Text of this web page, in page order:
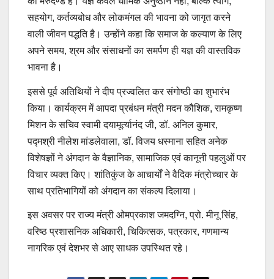
सहयोग, कर्तव्यबोध और लोकमंगल की भावना को जागृत करने
वाली जीवन पद्धति है। उन्होंने कहा कि समाज के कल्याण के लिए
अपने समय, श्रम और संसाधनों का समर्पण ही यज्ञ की वास्तविक
भावना है।
इससे पूर्व अतिथियों ने दीप प्रज्वलित कर संगोष्ठी का शुभारंभ
किया। कार्यक्रम में आपदा प्रबंधन मंत्री मदन कौशिक, रामकृष्ण
मिशन के सचिव स्वामी दयामूर्त्यानंद जी, डॉ. अनिल कुमार,
पद्मश्री नीलेश मांडलेवाला, डॉ. विजय धस्माना सहित अनेक
विशेषज्ञों ने अंगदान के वैज्ञानिक, सामाजिक एवं कानूनी पहलुओं पर
विचार व्यक्त किए। शांतिकुंज के आचार्यों ने वैदिक मंत्रोच्चार के
साथ प्रतिभागियों को अंगदान का संकल्प दिलाया।
इस अवसर पर राज्य मंत्री ओमप्रकाश जमदग्नि, प्रो. मीनू सिंह,
वरिष्ठ प्रशासनिक अधिकारी, चिकित्सक, पत्रकार, गणमान्य
नागरिक एवं देशभर से आए साधक उपस्थित रहे।